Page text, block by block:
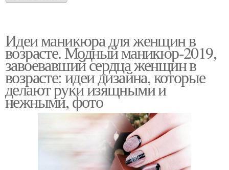
Идеи маникюра для женщин в
возрасте. Модный маникюр-2019,
завоевавший сердца женщин в
возрасте: идеи дизайна, которые
делают руки изящными и
нежными, фото